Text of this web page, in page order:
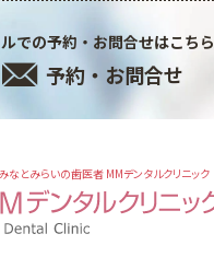
での予約・お問合せはこちら
予約・お問合せ
なとみらいの歯医者 MMデンタルクリニック